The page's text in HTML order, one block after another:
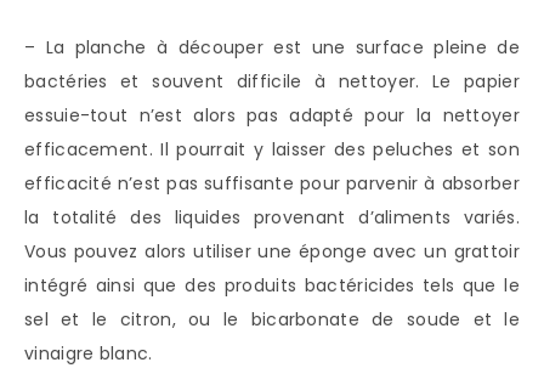
– La planche à découper est une surface pleine de
bactéries et souvent difficile à nettoyer. Le papier
essuie-tout n’est alors pas adapté pour la nettoyer
efficacement. Il pourrait y laisser des peluches et son
efficacité n’est pas suffisante pour parvenir à absorber
la totalité des liquides provenant d’aliments variés.
Vous pouvez alors utiliser une éponge avec un grattoir
intégré ainsi que des produits bactéricides tels que le
sel et le citron, ou le bicarbonate de soude et le
vinaigre blanc.